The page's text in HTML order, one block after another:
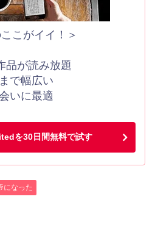
こがイイ！＞
品が読み放題
で幅広い
いに最適
を30日間無料で試す
になった